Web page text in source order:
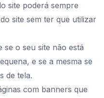
site poderá sempre
site sem ter que utilizar
se o seu site não está
e se a mesma se
de tela.
com banners que